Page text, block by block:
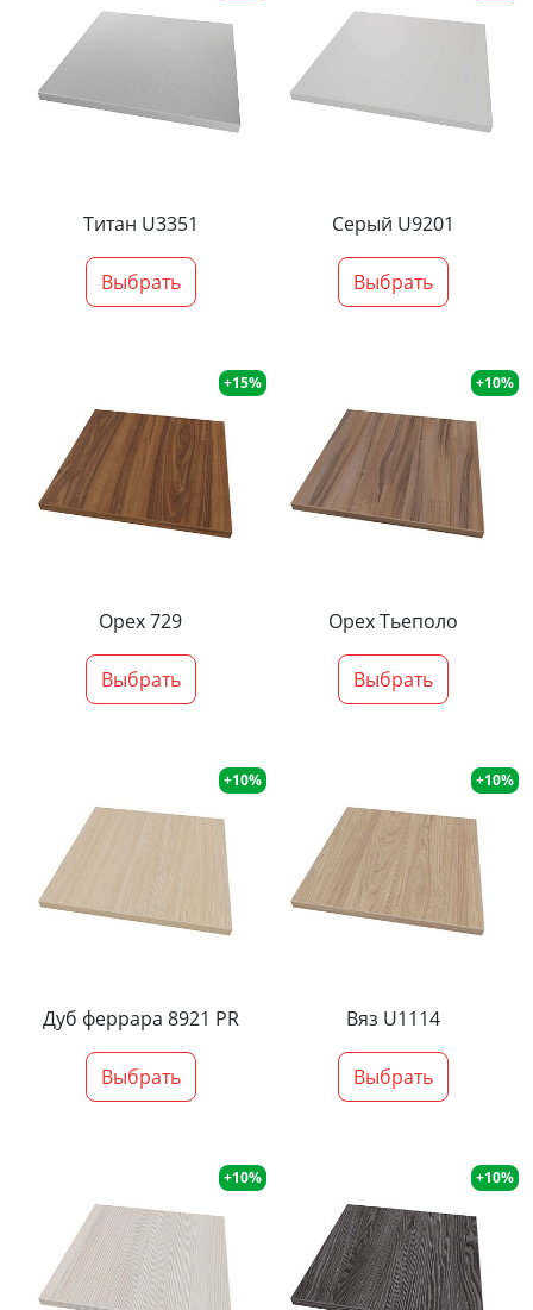
Титан U3351
Выбрать
Серый U9201
Выбрать
+15%
Орех 729
Выбрать
+10%
Орех Тьеполо
Выбрать
+10%
Дуб феррара 8921 PR
Выбрать
+10%
Вяз U1114
Выбрать
+10% +10%